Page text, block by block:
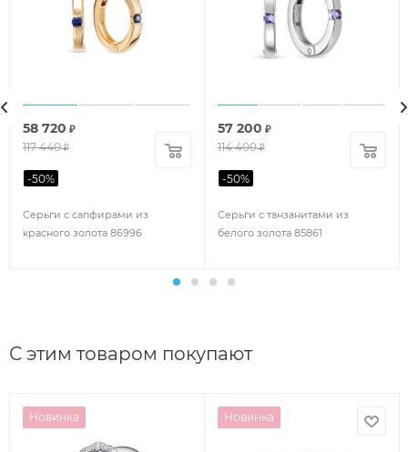
Серьги с сапфирами из
красного золота 86996
58 720 ₽
117 440₽
-50%
Серьги с танзанитами из
белого золота 85861
57 200 ₽
114 400₽
-50%
С этим товаром покупают
Новинка Новинка